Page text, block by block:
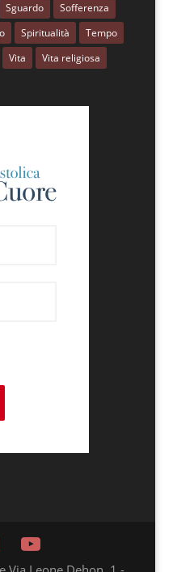
Sguardo
Sofferenza
Spiritualità
Tempo
Vita Vita religiosa